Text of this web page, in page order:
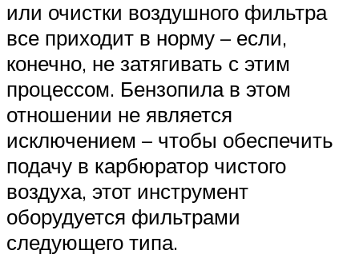
или очистки воздушного фильтра
все приходит в норму – если,
конечно, не затягивать с этим
процессом. Бензопила в этом
отношении не является
исключением – чтобы обеспечить
подачу в карбюратор чистого
воздуха, этот инструмент
оборудуется фильтрами
следующего типа.